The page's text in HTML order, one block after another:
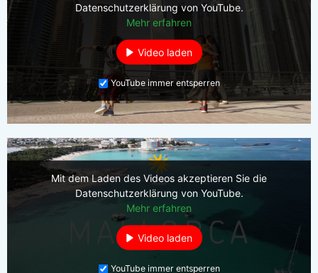
Datenschutzerklärung von YouTube.
Mehr erfahren
Video laden
YouTube immer entsperren
Mit dem Laden des Videos akzeptieren Sie die
Datenschutzerklärung von YouTube.
Mehr erfahren
Video laden
YouTube immer entsperren